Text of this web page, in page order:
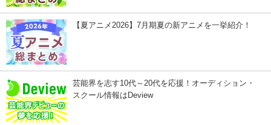
【夏アニメ2026】7月期夏の新アニメを一挙紹介！
芸能界を志す10代～20代を応援！オーディション・
スクール情報はDeview